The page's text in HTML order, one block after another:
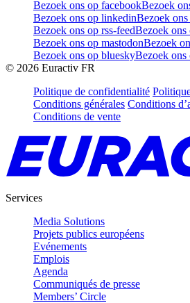
Bezoek ons op facebookBezoek
Bezoek ons op linkedinBezoek
Bezoek ons op rss-feedBezoek ons
Bezoek ons op mastodonBezoek
Bezoek ons op blueskyBezoek ons
© 2026 Euractiv FR
Politique de confidentialité
Conditions générales Conditions
Conditions de vente
Services
Media Solutions
Projets publics européens
Evénements
Emplois
Agenda
Communiqués de presse
Members’ Circle